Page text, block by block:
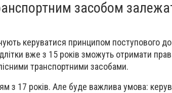
засобом
керуватися принципом поступового
вже з 15 років зможуть отримати
транспортними засобами.
з 17 років. Але буде важлива умова: